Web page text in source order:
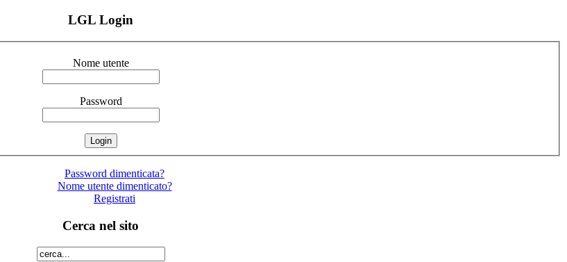
LGL Login
Nome utente
Password
Password dimenticata?
Nome utente dimenticato?
Registrati
Cerca nel sito